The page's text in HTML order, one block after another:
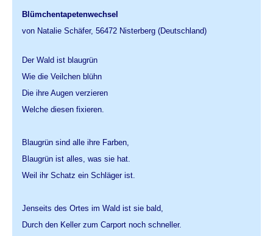
Blümchentapetenwechsel
von Natalie Schäfer, 56472 Nisterberg (Deutschland)
Der Wald ist blaugrün
Wie die Veilchen blühn
Die ihre Augen verzieren
Welche diesen fixieren.
Blaugrün sind alle ihre Farben,
Blaugrün ist alles, was sie hat.
Weil ihr Schatz ein Schläger ist.
Jenseits des Ortes im Wald ist sie bald,
Durch den Keller zum Carport noch schneller.